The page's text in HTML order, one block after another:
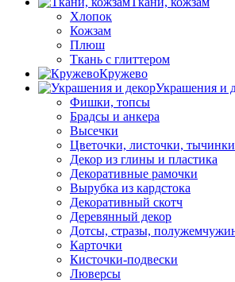
Хлопок
Кожзам
Плюш
Ткань с глиттером
Кружево
Украшения и
Фишки, топсы
Брадсы и анкера
Высечки
Цветочки, листочки, тычинки
Декор из глины и пластика
Декоративные рамочки
Вырубка из кардстока
Декоративный скотч
Деревянный декор
Дотсы, стразы,
Карточки
Кисточки-подвески
Люверсы